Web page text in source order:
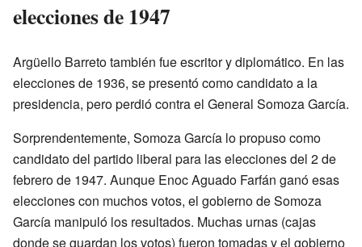
elecciones de 1947
Argüello Barreto también fue escritor y diplomático. En las
elecciones de 1936, se presentó como candidato a la
presidencia, pero perdió contra el General Somoza García.
Sorprendentemente, Somoza García lo propuso como
candidato del partido liberal para las elecciones del 2 de
febrero de 1947. Aunque Enoc Aguado Farfán ganó esas
elecciones con muchos votos, el gobierno de Somoza
García manipuló los resultados. Muchas urnas (cajas
donde se guardan los votos) fueron tomadas y el gobierno